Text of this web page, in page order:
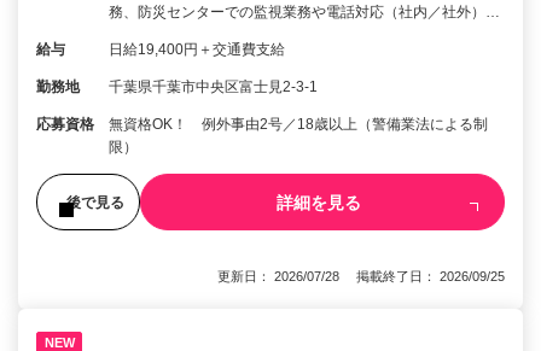
務、防災センターでの監視業務や電話対応（社内／社外）…
給与 日給19,400円＋交通費支給
勤務地 千葉県千葉市中央区富士見2-3-1
応募資格
無資格OK！ 例外事由2号／18歳以上（警備業法による制
限）
後で見る 詳細を見る
更新日： 2026/07/28 掲載終了日： 2026/09/25
NEW